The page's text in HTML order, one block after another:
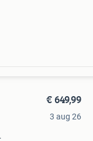
€ 649,99
3 aug 26